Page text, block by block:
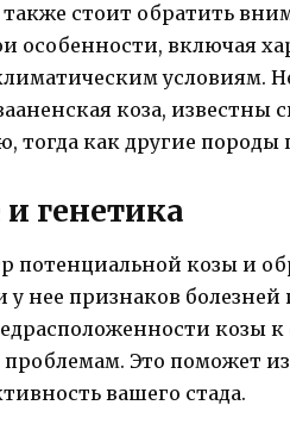
стоит обратить
особенности, включая
условиям.
коза, известны
тогда как другие породы
и генетика
потенциальной козы и
у нее признаков
козы
Это поможет
вашего стада.